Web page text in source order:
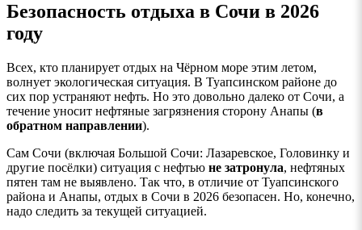
Безопасность отдыха в Сочи в 2026
году
Всех, кто планирует отдых на Чёрном море этим летом,
волнует экологическая ситуация. В Туапсинском районе до
сих пор устраняют нефть. Но это довольно далеко от Сочи, а
течение уносит нефтяные загрязнения сторону Анапы (в
обратном направлении).
Сам Сочи (включая Большой Сочи: Лазаревское, Головинку и
другие посёлки) ситуация с нефтью не затронула, нефтяных
пятен там не выявлено. Так что, в отличие от Туапсинского
района и Анапы, отдых в Сочи в 2026 безопасен. Но, конечно,
надо следить за текущей ситуацией.